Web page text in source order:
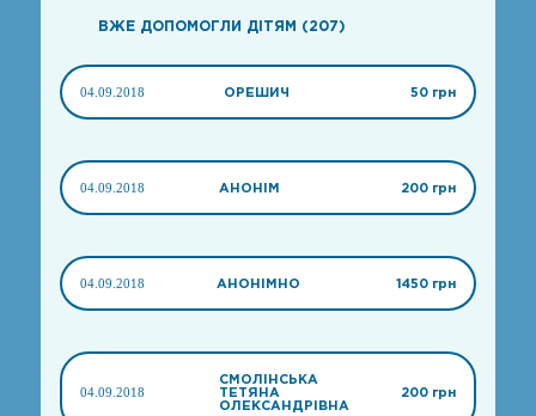
ВЖЕ ДОПОМОГЛИ ДІТЯМ (207)
04.09.2018 ОРЕШИЧ 50 грн
04.09.2018 АНОНІМ 200 грн
04.09.2018 АНОНІМНО 1450 грн
04.09.2018
СМОЛІНСЬКА
ТЕТЯНА
ОЛЕКСАНДРІВНА
200 грн